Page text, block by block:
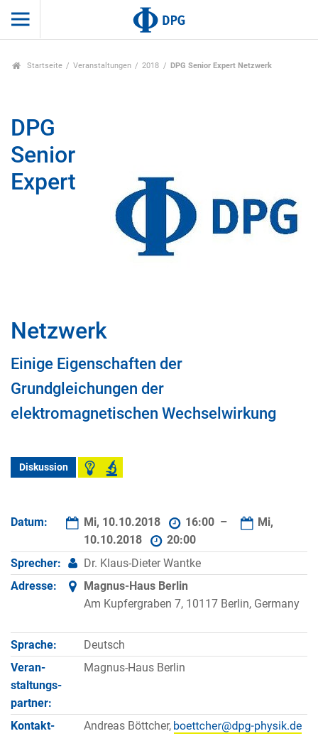
Startseite Veranstaltungen 2018 DPG Senior Expert Netzwerk
DPG
Senior
Expert
Netzwerk
Einige Eigenschaften der
Grundgleichungen der
elektromagnetischen Wechselwirkung
Diskussion
Datum: Mi, 10.10.2018 16:00 –
Mi,
10.10.2018
20:00
Sprecher:
Dr. Klaus-Dieter Wantke
Adresse:
Magnus-Haus Berlin
Am Kupfergraben 7, 10117 Berlin, Germany
Sprache:
Deutsch
Veran­
staltungs­
partner:
Magnus-Haus Berlin
Kontakt­
Andreas Böttcher,